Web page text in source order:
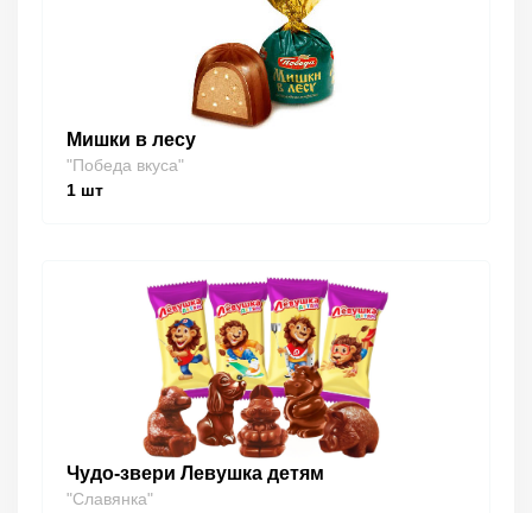
Мишки в лесу
"Победа вкуса"
1 шт
Чудо-звери Левушка детям
"Славянка"